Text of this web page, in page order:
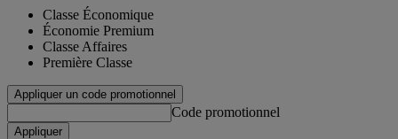
Classe Économique
Économie Premium
Classe Affaires
Première Classe
Appliquer un code promotionnel
Code promotionnel
Appliquer